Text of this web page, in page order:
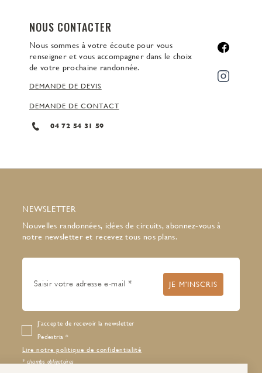
NOUS CONTACTER
Nous sommes à votre écoute pour vous
renseigner et vous accompagner dans le choix
de votre prochaine randonnée.
DEMANDE DE DEVIS
DEMANDE DE CONTACT
04 72 54 31 59
NEWSLETTER
Nouvelles randonnées, idées de circuits, abonnez-vous à
notre newsletter et recevez tous nos plans.
J’accepte de recevoir la newsletter
Pedestria
Lire notre politique de confidentialité
* champs obligatoires